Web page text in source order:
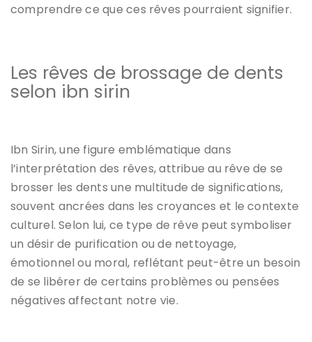
comprendre ce que ces rêves pourraient signifier.
Les rêves de brossage de dents
selon ibn sirin
Ibn Sirin, une figure emblématique dans
l’interprétation des rêves, attribue au rêve de se
brosser les dents une multitude de significations,
souvent ancrées dans les croyances et le contexte
culturel. Selon lui, ce type de rêve peut symboliser
un désir de purification ou de nettoyage,
émotionnel ou moral, reflétant peut-être un besoin
de se libérer de certains problèmes ou pensées
négatives affectant notre vie.